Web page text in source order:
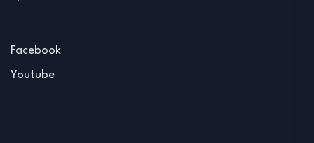
Facebook
Youtube